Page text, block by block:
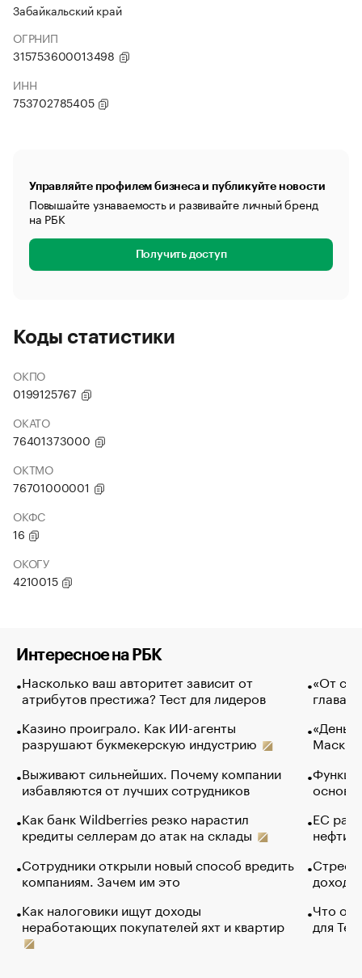
Забайкальский край
ОГРНИП
315753600013498
ИНН
753702785405
Управляйте профилем бизнеса и публикуйте новости
Повышайте узнаваемость и развивайте личный бренд
на РБК
Получить доступ
Коды статистики
ОКПО
0199125767
ОКАТО
76401373000
ОКТМО
76701000001
ОКФС
16
ОКОГУ
4210015
Интересное на РБК
Насколько ваш авторитет зависит от
атрибутов престижа? Тест для лидеров
Казино проиграло. Как ИИ-агенты
разрушают букмекерскую индустрию
Выживают сильнейших. Почему компании
избавляются от лучших сотрудников
Как банк Wildberries резко нарастил
кредиты селлерам до атак на склады
Сотрудники открыли новый способ вредить
компаниям. Зачем им это
Как налоговики ищут доходы
неработающих покупателей яхт и квартир
«От
глава
Маск в
основ
ЕС
нефти
Что
для